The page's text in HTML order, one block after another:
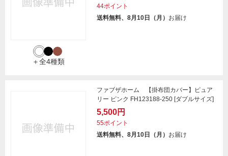
＋全4種類
44ポイント
送料無料、8月10日（月） お届け
ファブザホーム 【掛布団カバー】ピュア
リー ピンク FH123188-250 [ダブルサイズ]
5,500円
55ポイント
送料無料、8月10日（月） お届け